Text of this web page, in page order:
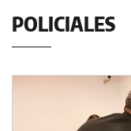
POLICIALES